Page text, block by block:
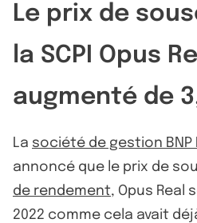
Le prix de
la SCPI Opus
augmenté de
La société de gestion BNP
annoncé que le prix de
de rendement, Opus Real
2022 comme cela avait